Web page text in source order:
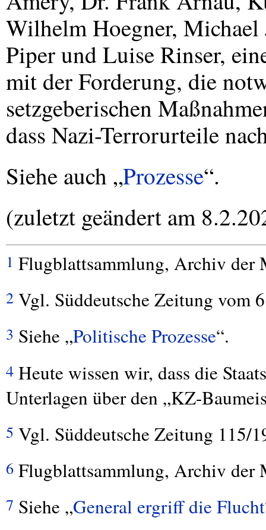
Wilhelm Hoegner,
Piper und Luise Rinser,
mit der Forderung, die
setzgeberischen
dass Nazi-Terrorurteile
Siehe auch „Prozesse“.
(zuletzt geändert am
1 Flugblattsammlung, Archiv der
2 Vgl. Süddeutsche Zeitung vom
3 Siehe „Politische Prozesse“.
4 Heute wissen wir, dass die
Unterlagen über den „KZ-
5 Vgl. Süddeutsche Zeitung 115/
6 Flugblattsammlung, Archiv der
7 Siehe „General ergriff die Flucht